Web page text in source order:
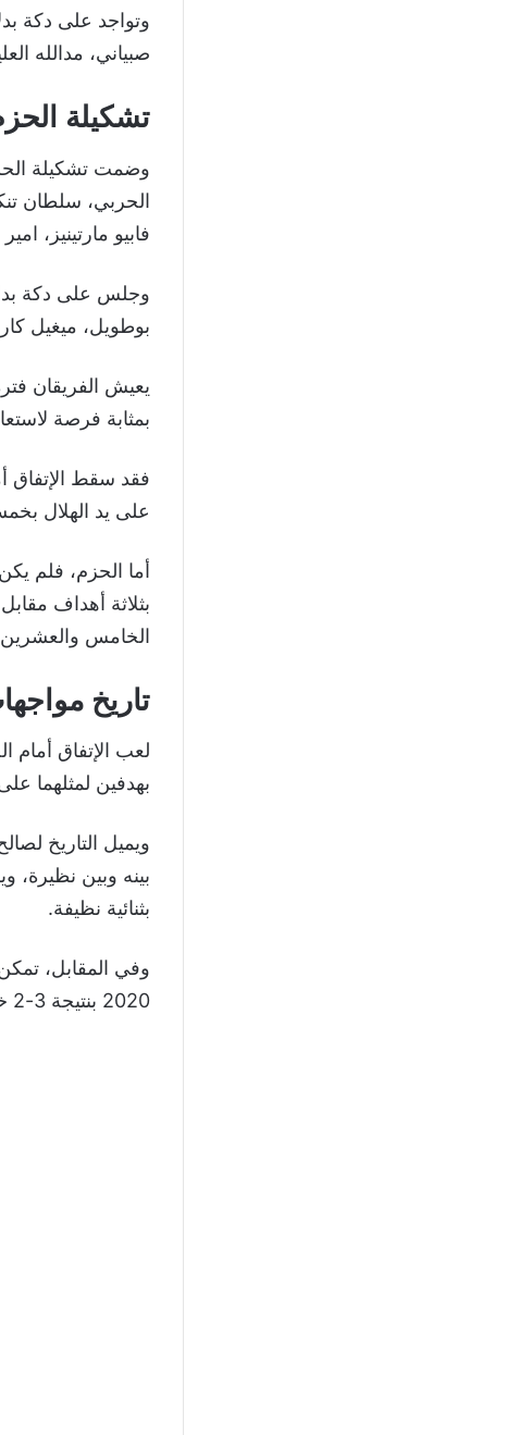
وتواجد على دكة
صبياني، مدالله
تشكيلة
وضمت تشكيلة
الحربي، سلطان
فابيو مارتينيز،
وجلس على دكة
بوطويل، ميغيل
يعيش الفريقان
بمثابة فرصة
فقد سقط الإتفاق
على يد الهلال
أما الحزم، فلم
بثلاثة أهداف
الخامس والعشرين من أكتوبر 2025، ليواصل
تاريخ
بهدفين لمثلهما
بثنائية نظيفة.
2020 بنتيجة 3-2 خارج أرضه.